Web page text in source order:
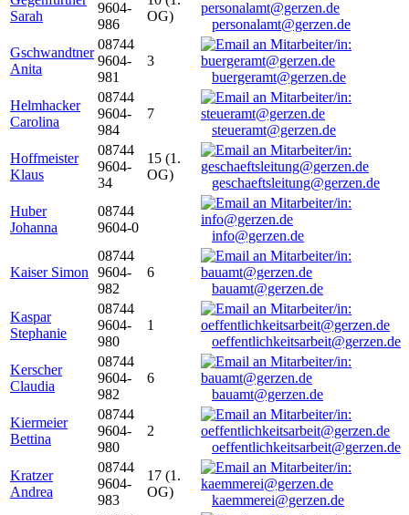
Sarah
9604-
986
OG)
personalamt@gerzen.de
Gschwandtner
Anita
08744
9604-
981
3
buergeramt@gerzen.de
Helmhacker
Carolina
08744
9604-
984
7
steueramt@gerzen.de
Hoffmeister
Klaus
08744
9604-
34
15 (1.
OG)
geschaeftsleitung@gerzen.de
Huber
Johanna
08744
9604-0
info@gerzen.de
Kaiser Simon
08744
9604-
982
6
bauamt@gerzen.de
Kaspar
Stephanie
08744
9604-
980
1
oeffentlichkeitsarbeit@gerzen.de
Kerscher
Claudia
08744
9604-
982
6
bauamt@gerzen.de
Kiermeier
Bettina
08744
9604-
980
2
oeffentlichkeitsarbeit@gerzen.de
Kratzer
Andrea
08744
9604-
983
17 (1.
OG)
kaemmerei@gerzen.de